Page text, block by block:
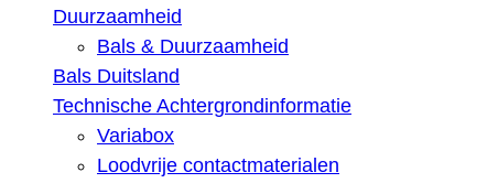
Duurzaamheid
Bals & Duurzaamheid
Bals Duitsland
Technische Achtergrondinformatie
Variabox
Loodvrije contactmaterialen